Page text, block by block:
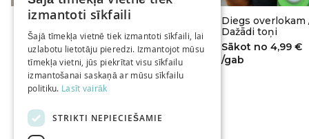
Šujmašīnu adatas
HABICO
Sākot no 4,29 €
/gab
Diegs Hard /
Dažādi toņi
Sākot no 1,79 €
/gab
Diegs overlokam
Dažādi toņi
Sākot no 4,99 €
/gab
ENGLISH
izmantoti sīkfaili
Šajā tīmekļa vietnē tiek izmantoti sīkfaili, lai
uzlabotu lietotāju pieredzi. Izmantojot mūsu
tīmekļa vietni, jūs piekrītat visu sīkfailu
izmantošanai saskaņā ar mūsu sīkfailu
politiku. Lasīt vairāk
STRIKTI NEPIECIEŠAMIE